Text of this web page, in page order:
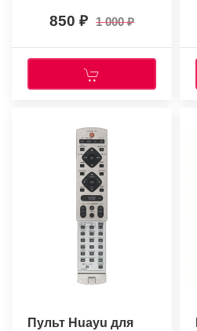
850 1 000
Пульт Huayu для